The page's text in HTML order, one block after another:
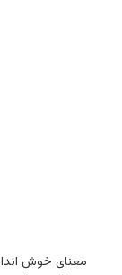
معنای خوش